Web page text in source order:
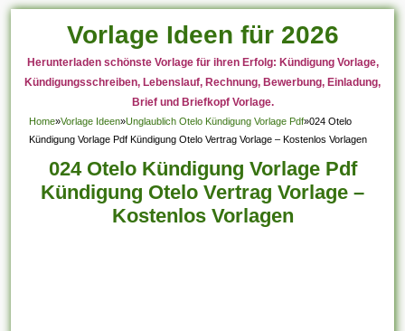
Vorlage Ideen für 2026
Herunterladen schönste Vorlage für ihren Erfolg: Kündigung Vorlage,
Kündigungsschreiben, Lebenslauf, Rechnung, Bewerbung, Einladung,
Brief und Briefkopf Vorlage.
Home»Vorlage Ideen»Unglaublich Otelo Kündigung Vorlage Pdf»024 Otelo
Kündigung Vorlage Pdf Kündigung Otelo Vertrag Vorlage – Kostenlos Vorlagen
024 Otelo Kündigung Vorlage Pdf
Kündigung Otelo Vertrag Vorlage –
Kostenlos Vorlagen